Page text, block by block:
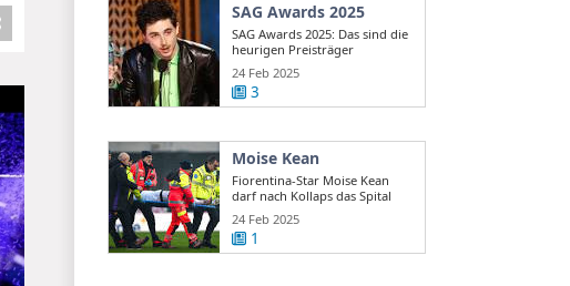
SAG Awards 2025
SAG Awards 2025: Das sind die
heurigen Preisträger
24 Feb 2025
3
Moise Kean
Fiorentina-Star Moise Kean
darf nach Kollaps das Spital
verlassen
24 Feb 2025
1